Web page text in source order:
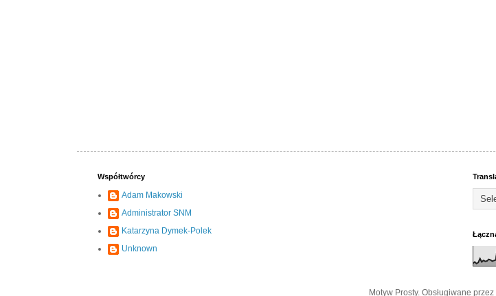
Współtwórcy
Adam Makowski
Administrator SNM
Katarzyna Dymek-Polek
Unknown
Motyw Prosty. Obsługiwane przez